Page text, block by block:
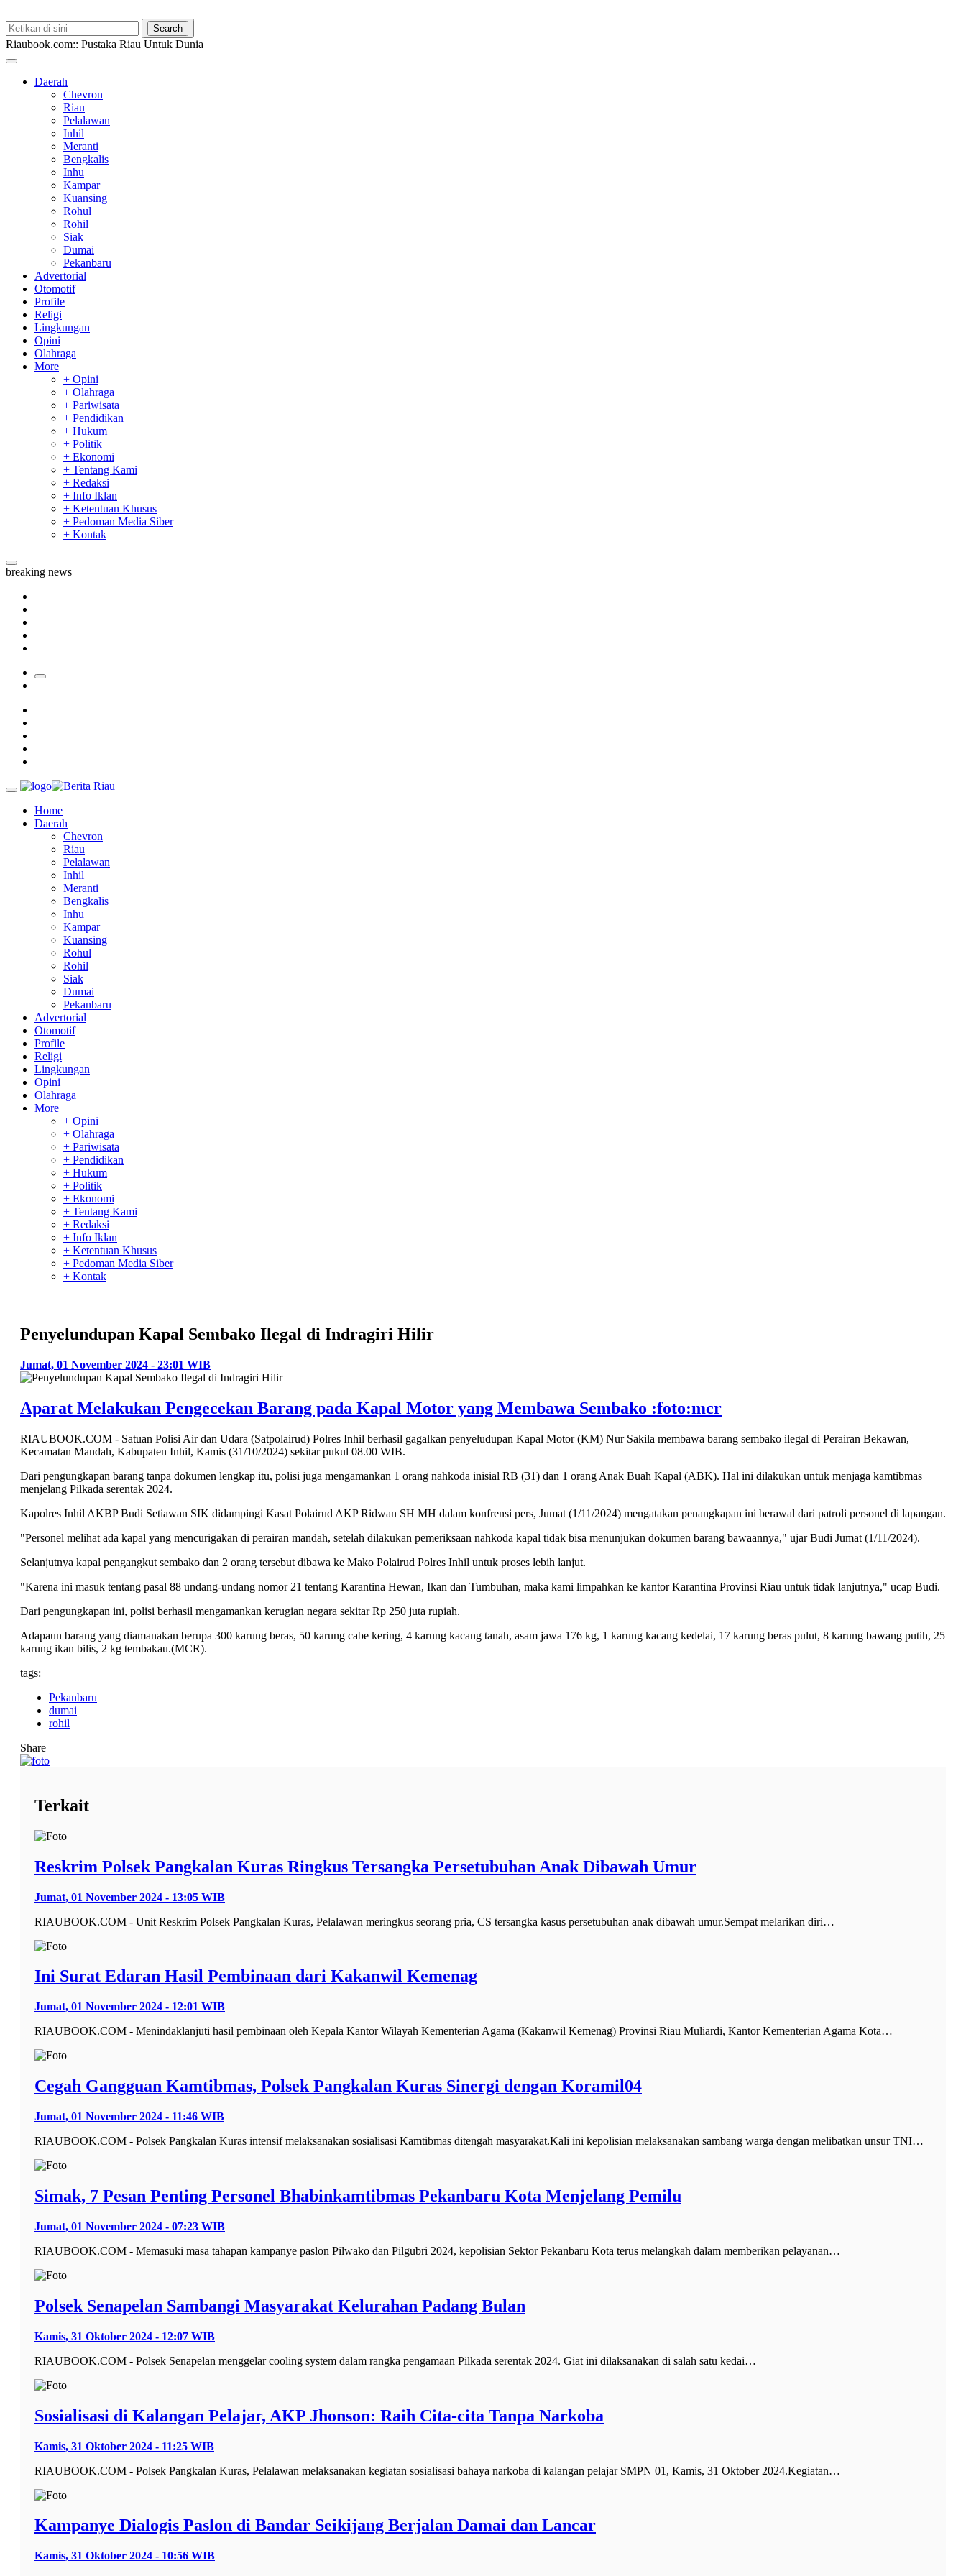
Riaubook.com:: Pustaka Riau Untuk Dunia
Daerah
Chevron
Riau
Pelalawan
Inhil
Meranti
Bengkalis
Inhu
Kampar
Kuansing
Rohul
Rohil
Siak
Dumai
Pekanbaru
Advertorial
Otomotif
Profile
Religi
Lingkungan
Opini
Olahraga
More
+ Opini
+ Olahraga
+ Pariwisata
+ Pendidikan
+ Hukum
+ Politik
+ Ekonomi
+ Tentang Kami
+ Redaksi
+ Info Iklan
+ Ketentuan Khusus
+ Pedoman Media Siber
+ Kontak
breaking news
Home
Daerah
Chevron
Riau
Pelalawan
Inhil
Meranti
Bengkalis
Inhu
Kampar
Kuansing
Rohul
Rohil
Siak
Dumai
Pekanbaru
Advertorial
Otomotif
Profile
Religi
Lingkungan
Opini
Olahraga
More
+ Opini
+ Olahraga
+ Pariwisata
+ Pendidikan
+ Hukum
+ Politik
+ Ekonomi
+ Tentang Kami
+ Redaksi
+ Info Iklan
+ Ketentuan Khusus
+ Pedoman Media Siber
+ Kontak
Penyelundupan Kapal Sembako Ilegal di Indragiri Hilir
Jumat, 01 November 2024 - 23:01 WIB
Aparat Melakukan Pengecekan Barang pada Kapal Motor yang Membawa Sembako :foto:mcr
RIAUBOOK.COM - Satuan Polisi Air dan Udara (Satpolairud) Polres Inhil berhasil gagalkan penyeludupan Kapal Motor (KM) Nur Sakila membawa barang sembako ilegal di Perairan Bekawan,
Kecamatan Mandah, Kabupaten Inhil, Kamis (31/10/2024) sekitar pukul 08.00 WIB.
Dari pengungkapan barang tanpa dokumen lengkap itu, polisi juga mengamankan 1 orang nahkoda inisial RB (31) dan 1 orang Anak Buah Kapal (ABK). Hal ini dilakukan untuk menjaga kamtibmas
menjelang Pilkada serentak 2024.
Kapolres Inhil AKBP Budi Setiawan SIK didampingi Kasat Polairud AKP Ridwan SH MH dalam konfrensi pers, Jumat (1/11/2024) mengatakan penangkapan ini berawal dari patroli personel di lapangan.
"Personel melihat ada kapal yang mencurigakan di perairan mandah, setelah dilakukan pemeriksaan nahkoda kapal tidak bisa menunjukan dokumen barang bawaannya," ujar Budi Jumat (1/11/2024).
Selanjutnya kapal pengangkut sembako dan 2 orang tersebut dibawa ke Mako Polairud Polres Inhil untuk proses lebih lanjut.
"Karena ini masuk tentang pasal 88 undang-undang nomor 21 tentang Karantina Hewan, Ikan dan Tumbuhan, maka kami limpahkan ke kantor Karantina Provinsi Riau untuk tidak lanjutnya," ucap Budi.
Dari pengungkapan ini, polisi berhasil mengamankan kerugian negara sekitar Rp 250 juta rupiah.
Adapaun barang yang diamanakan berupa 300 karung beras, 50 karung cabe kering, 4 karung kacang tanah, asam jawa 176 kg, 1 karung kacang kedelai, 17 karung beras pulut, 8 karung bawang putih, 25
karung ikan bilis, 2 kg tembakau.(MCR).
tags:
Pekanbaru
dumai
rohil
Share
Terkait
Reskrim Polsek Pangkalan Kuras Ringkus Tersangka Persetubuhan Anak Dibawah Umur
Jumat, 01 November 2024 - 13:05 WIB
RIAUBOOK.COM - Unit Reskrim Polsek Pangkalan Kuras, Pelalawan meringkus seorang pria, CS tersangka kasus persetubuhan anak dibawah umur.Sempat melarikan diri…
Ini Surat Edaran Hasil Pembinaan dari Kakanwil Kemenag
Jumat, 01 November 2024 - 12:01 WIB
RIAUBOOK.COM - Menindaklanjuti hasil pembinaan oleh Kepala Kantor Wilayah Kementerian Agama (Kakanwil Kemenag) Provinsi Riau Muliardi, Kantor Kementerian Agama Kota…
Cegah Gangguan Kamtibmas, Polsek Pangkalan Kuras Sinergi dengan Koramil04
Jumat, 01 November 2024 - 11:46 WIB
RIAUBOOK.COM - Polsek Pangkalan Kuras intensif melaksanakan sosialisasi Kamtibmas ditengah masyarakat.Kali ini kepolisian melaksanakan sambang warga dengan melibatkan unsur TNI…
Simak, 7 Pesan Penting Personel Bhabinkamtibmas Pekanbaru Kota Menjelang Pemilu
Jumat, 01 November 2024 - 07:23 WIB
RIAUBOOK.COM - Memasuki masa tahapan kampanye paslon Pilwako dan Pilgubri 2024, kepolisian Sektor Pekanbaru Kota terus melangkah dalam memberikan pelayanan…
Polsek Senapelan Sambangi Masyarakat Kelurahan Padang Bulan
Kamis, 31 Oktober 2024 - 12:07 WIB
RIAUBOOK.COM - Polsek Senapelan menggelar cooling system dalam rangka pengamaan Pilkada serentak 2024. Giat ini dilaksanakan di salah satu kedai…
Sosialisasi di Kalangan Pelajar, AKP Jhonson: Raih Cita-cita Tanpa Narkoba
Kamis, 31 Oktober 2024 - 11:25 WIB
RIAUBOOK.COM - Polsek Pangkalan Kuras, Pelalawan melaksanakan kegiatan sosialisasi bahaya narkoba di kalangan pelajar SMPN 01, Kamis, 31 Oktober 2024.Kegiatan…
Kampanye Dialogis Paslon di Bandar Seikijang Berjalan Damai dan Lancar
Kamis, 31 Oktober 2024 - 10:56 WIB